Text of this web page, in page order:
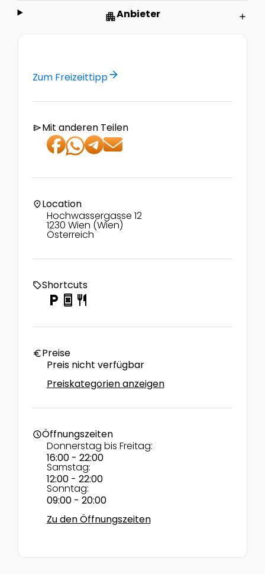
apartmentAnbieter add
Zum Freizeittipparrow_forward
sendMit anderen Teilen
location_onLocation
Hochwassergasse 12
1230 Wien (Wien)
Österreich
local_offerShortcuts
local_parking book_online restaurant
euroPreise
Preis nicht verfügbar
Preiskategorien anzeigen
scheduleÖffnungszeiten
Donnerstag bis Freitag:
16:00 - 22:00
Samstag:
12:00 - 22:00
Sonntag:
09:00 - 20:00
Zu den Öffnungszeiten